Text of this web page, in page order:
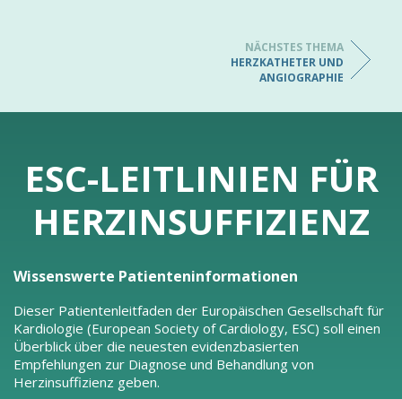
NÄCHSTES THEMA
HERZKATHETER UND
ANGIOGRAPHIE
ESC-LEITLINIEN FÜR
HERZINSUFFIZIENZ
Wissenswerte Patienteninformationen
Dieser Patientenleitfaden der Europäischen Gesellschaft für
Kardiologie (European Society of Cardiology, ESC) soll einen
Überblick über die neuesten evidenzbasierten
Empfehlungen zur Diagnose und Behandlung von
Herzinsuffizienz geben.